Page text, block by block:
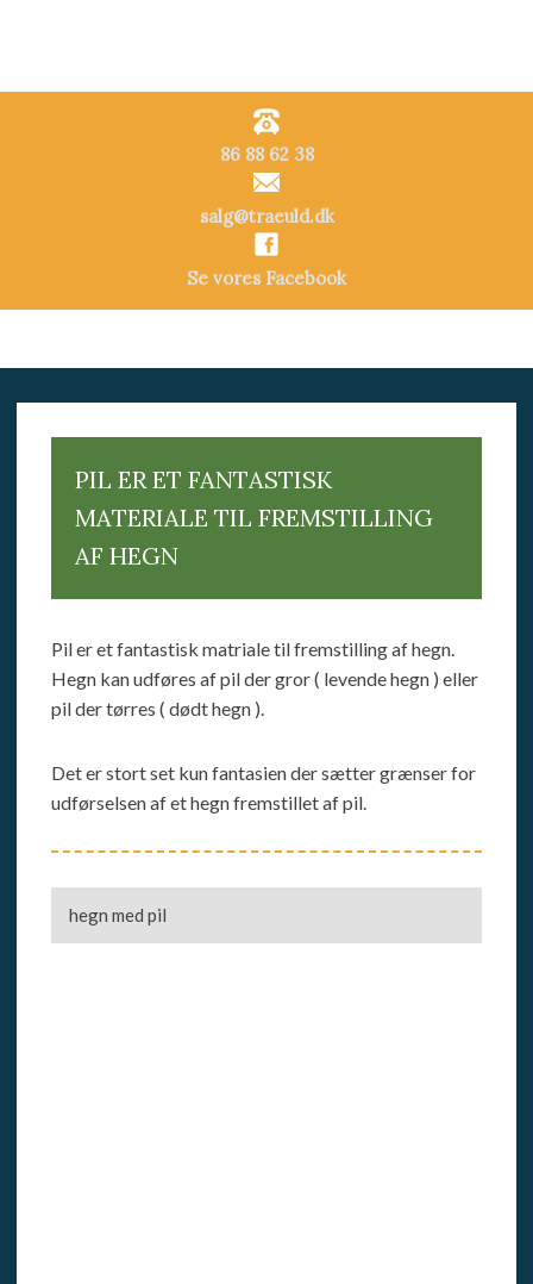
​86 88 62 38​​
salg@traeuld.dk
Se vores Facebook
PIL ER ET FANTASTISK
MATERIALE TIL FREMSTILLING
AF HEGN​
Pil er et fantastisk matriale til fremstilling af hegn.
Hegn kan udføres af pil der gror ( levende hegn ) eller
pil der tørres ( dødt hegn ).
​Det er stort set kun fantasien der sætter grænser for
udførselsen af et hegn fremstillet af pil.​
hegn med pil